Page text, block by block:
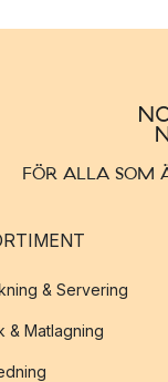
FÖR ALLA SOM
& Servering
& Matlagning